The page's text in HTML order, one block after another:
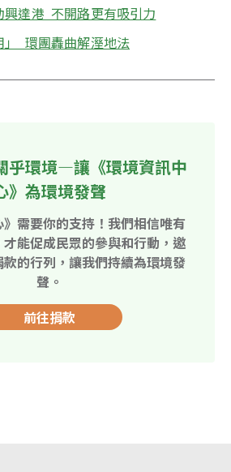
達港  不開路更有吸引力
環團轟曲解溼地法
乎環境—讓《環境資訊中
》為環境發聲
》需要你的支持！我們相信唯有
能促成民眾的參與和行動，邀
的行列，讓我們持續為環境發
聲。
前往捐款